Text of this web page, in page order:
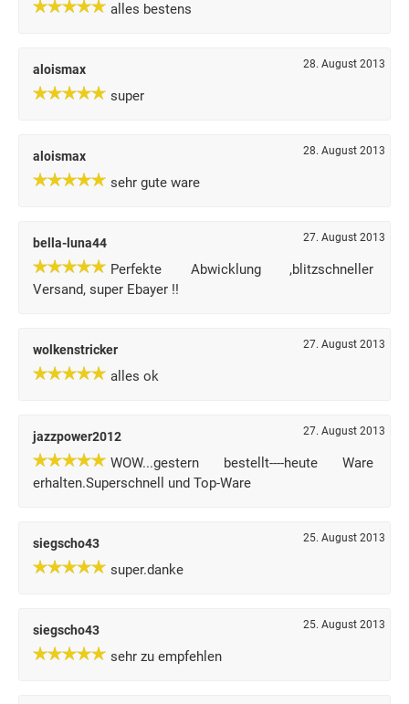
alles bestens
aloismax 28. August 2013
super
aloismax 28. August 2013
sehr gute ware
bella-luna44 27. August 2013
Perfekte Abwicklung ,blitzschneller
Versand, super Ebayer !!
wolkenstricker 27. August 2013
alles ok
jazzpower2012 27. August 2013
WOW...gestern bestellt----heute Ware
erhalten.Superschnell und Top-Ware
siegscho43 25. August 2013
super.danke
siegscho43 25. August 2013
sehr zu empfehlen